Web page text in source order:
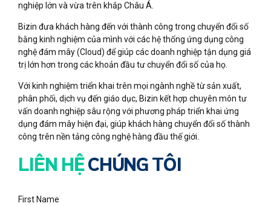
nghiệp lớn và vừa trên khắp Châu Á.
Bizin đưa khách hàng đến với thành công trong chuyển đổi số
bằng kinh nghiệm của mình với các hệ thống ứng dụng công
nghệ đám mây (Cloud) để giúp các doanh nghiệp tận dụng giá
trị lớn hơn trong các khoản đầu tư chuyển đổi số của họ.
Với kinh nghiệm triển khai trên mọi ngành nghề từ sản xuất,
phân phối, dịch vụ đến giáo dục, Bizin kết hợp chuyên môn tư
vấn doanh nghiệp sâu rộng với phương pháp triển khai ứng
dụng đám mây hiện đại, giúp khách hàng chuyển đổi số thành
công trên nền tảng công nghệ hàng đầu thế giới.
LIÊN HỆCHÚNG TÔI
First Name